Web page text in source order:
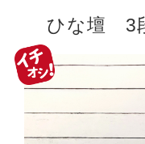
ひな壇 3